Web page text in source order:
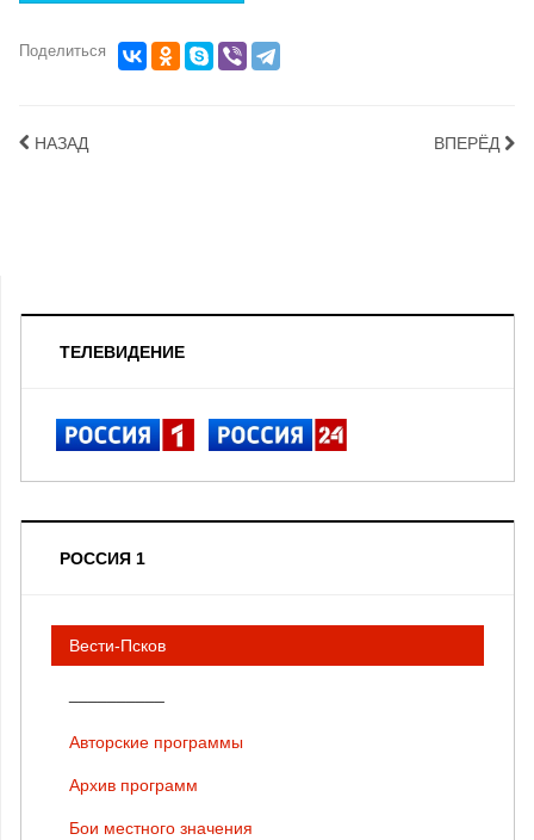
Поделиться
НАЗАД ВПЕРЁД
ТЕЛЕВИДЕНИЕ
РОССИЯ 1
Вести-Псков
Авторские программы
Архив программ
Бои местного значения